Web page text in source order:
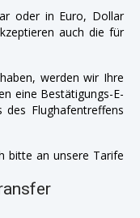
oder in Euro, Dollar
auch die für
werden wir Ihre
eine Bestätigungs-E-
Flughafentreffens
bitte an unsere Tarife